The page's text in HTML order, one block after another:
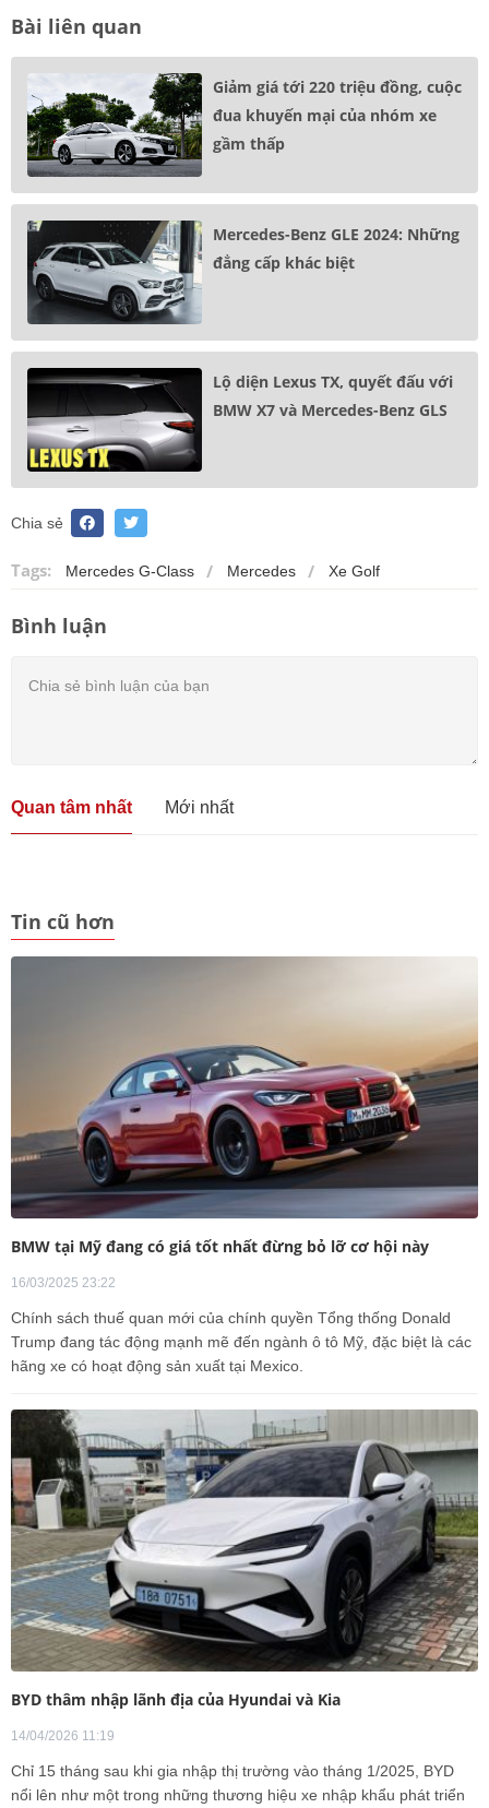
Bài liên quan
Giảm giá tới 220 triệu đồng, cuộc
đua khuyến mại của nhóm xe
gầm thấp
Mercedes-Benz GLE 2024: Những
đẳng cấp khác biệt
Lộ diện Lexus TX, quyết đấu với
BMW X7 và Mercedes-Benz GLS
Chia sẻ
Tags: Mercedes G-Class Mercedes Xe Golf
Bình luận
Quan tâm nhất Mới nhất
Tin cũ hơn
BMW tại Mỹ đang có giá tốt nhất đừng bỏ lỡ cơ hội này
16/03/2025 23:22
Chính sách thuế quan mới của chính quyền Tổng thống Donald
Trump đang tác động mạnh mẽ đến ngành ô tô Mỹ, đặc biệt là các
hãng xe có hoạt động sản xuất tại Mexico.
BYD thâm nhập lãnh địa của Hyundai và Kia
14/04/2026 11:19
Chỉ 15 tháng sau khi gia nhập thị trường vào tháng 1/2025, BYD
nổi lên như một trong những thương hiệu xe nhập khẩu phát triển